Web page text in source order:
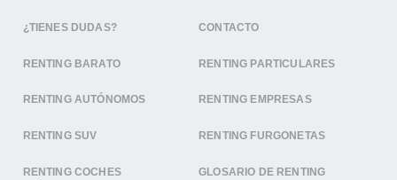
¿TIENES DUDAS? CONTACTO
RENTING BARATO RENTING PARTICULARES
RENTING AUTÓNOMOS RENTING EMPRESAS
RENTING SUV RENTING FURGONETAS
RENTING COCHES
GLOSARIO DE RENTING